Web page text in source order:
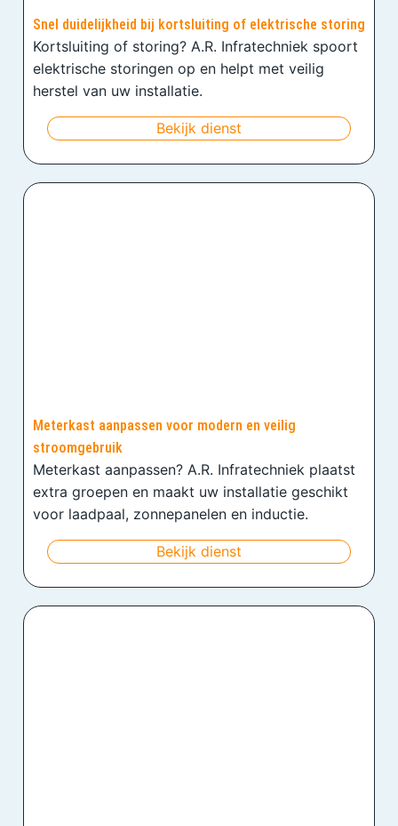
Snel duidelijkheid bij kortsluiting of elektrische storing
Kortsluiting of storing? A.R. Infratechniek spoort
elektrische storingen op en helpt met veilig
herstel van uw installatie.
Bekijk dienst
Meterkast aanpassen voor modern en veilig
stroomgebruik
Meterkast aanpassen? A.R. Infratechniek plaatst
extra groepen en maakt uw installatie geschikt
voor laadpaal, zonnepanelen en inductie.
Bekijk dienst